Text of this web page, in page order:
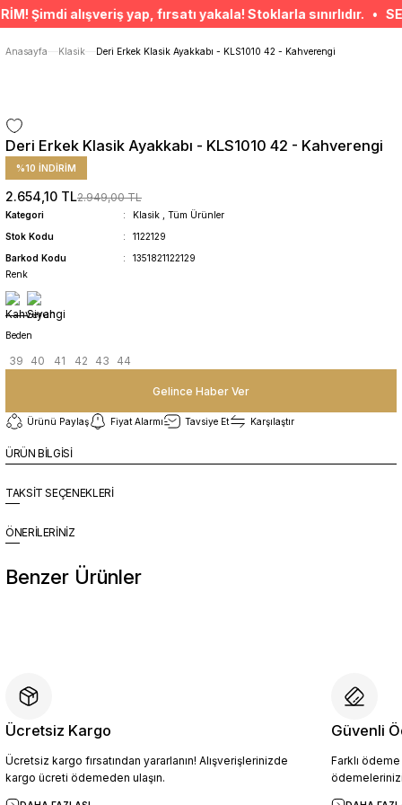
ÜCRETSİZ TESLİMAT İMKANI
SÜRDÜRÜLEBİLİR ÜRÜNLER
Anasayfa
Klasik Deri Erkek Klasik Ayakkabı - KLS1010 42 - Kahverengi
Deri Erkek Klasik Ayakkabı - KLS1010 42 - Kahverengi
%10 İNDİRİM
2.654,10 TL2.949,00 TL
Kategori Klasik
Tüm Ürünler
Stok Kodu
1122129
Barkod Kodu
1351821122129
Renk
Beden
39 40 41 42 43 44
Gelince Haber Ver
Ürünü Paylaş Fiyat Alarmı Tavsiye Et Karşılaştır
ÜRÜN BİLGİSİ
TAKSİT SEÇENEKLERİ
ÖNERİLERİNİZ
Benzer Ürünler
4.904,10 TL
5.449,00 TL
Sepete Ekle
Ücretsiz Kargo
Ücretsiz kargo fırsatından yararlanın! Alışverişlerinizde
kargo ücreti ödemeden ulaşın.
Güvenli
Farklı
Şimdi alışveriş yap, fırsatı yakala! Stoklarla sınırlıdır. •